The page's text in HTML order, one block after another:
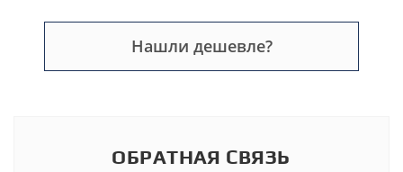
Нашли дешевле?
ОБРАТНАЯ СВЯЗЬ